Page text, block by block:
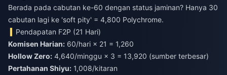
Berada pada cabutan ke-60 dengan status jaminan? Hanya 30
cabutan lagi ke 'soft pity' = 4,800 Polychrome.
Pendapatan F2P (21 Hari)
Komisen Harian: 60/hari × 21 = 1,260
Hollow Zero: 4,640/minggu × 3 = 13,920 (sumber terbesar)
Pertahanan Shiyu: 1,008/kitaran